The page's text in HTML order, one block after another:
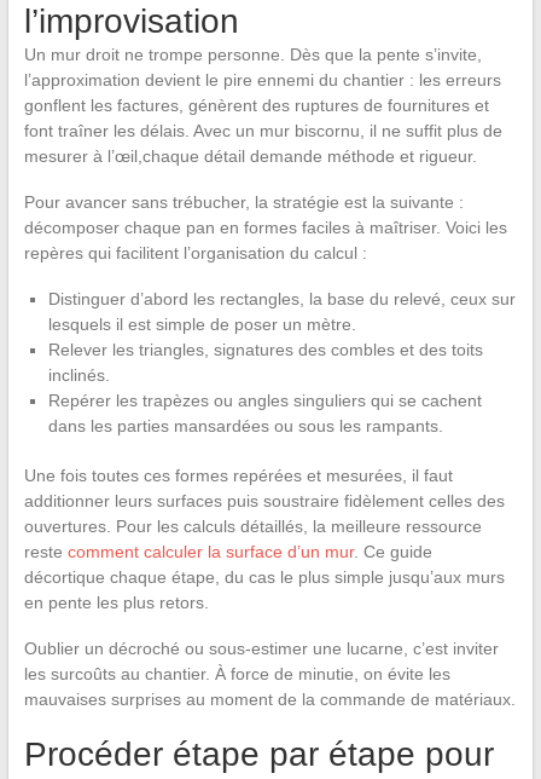
l’improvisation
Un mur droit ne trompe personne. Dès que la pente s’invite,
l’approximation devient le pire ennemi du chantier : les erreurs
gonflent les factures, génèrent des ruptures de fournitures et
font traîner les délais. Avec un mur biscornu, il ne suffit plus de
mesurer à l’œil,chaque détail demande méthode et rigueur.
Pour avancer sans trébucher, la stratégie est la suivante :
décomposer chaque pan en formes faciles à maîtriser. Voici les
repères qui facilitent l’organisation du calcul :
Distinguer d’abord les rectangles, la base du relevé, ceux sur
lesquels il est simple de poser un mètre.
Relever les triangles, signatures des combles et des toits
inclinés.
Repérer les trapèzes ou angles singuliers qui se cachent
dans les parties mansardées ou sous les rampants.
Une fois toutes ces formes repérées et mesurées, il faut
additionner leurs surfaces puis soustraire fidèlement celles des
ouvertures. Pour les calculs détaillés, la meilleure ressource
reste comment calculer la surface d’un mur. Ce guide
décortique chaque étape, du cas le plus simple jusqu’aux murs
en pente les plus retors.
Oublier un décroché ou sous-estimer une lucarne, c’est inviter
les surcoûts au chantier. À force de minutie, on évite les
mauvaises surprises au moment de la commande de matériaux.
Procéder étape par étape pour